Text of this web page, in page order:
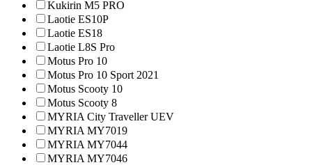
Kukirin M5 PRO
Laotie ES10P
Laotie ES18
Laotie L8S Pro
Motus Pro 10
Motus Pro 10 Sport 2021
Motus Scooty 10
Motus Scooty 8
MYRIA City Traveller UEV
MYRIA MY7019
MYRIA MY7044
MYRIA MY7046